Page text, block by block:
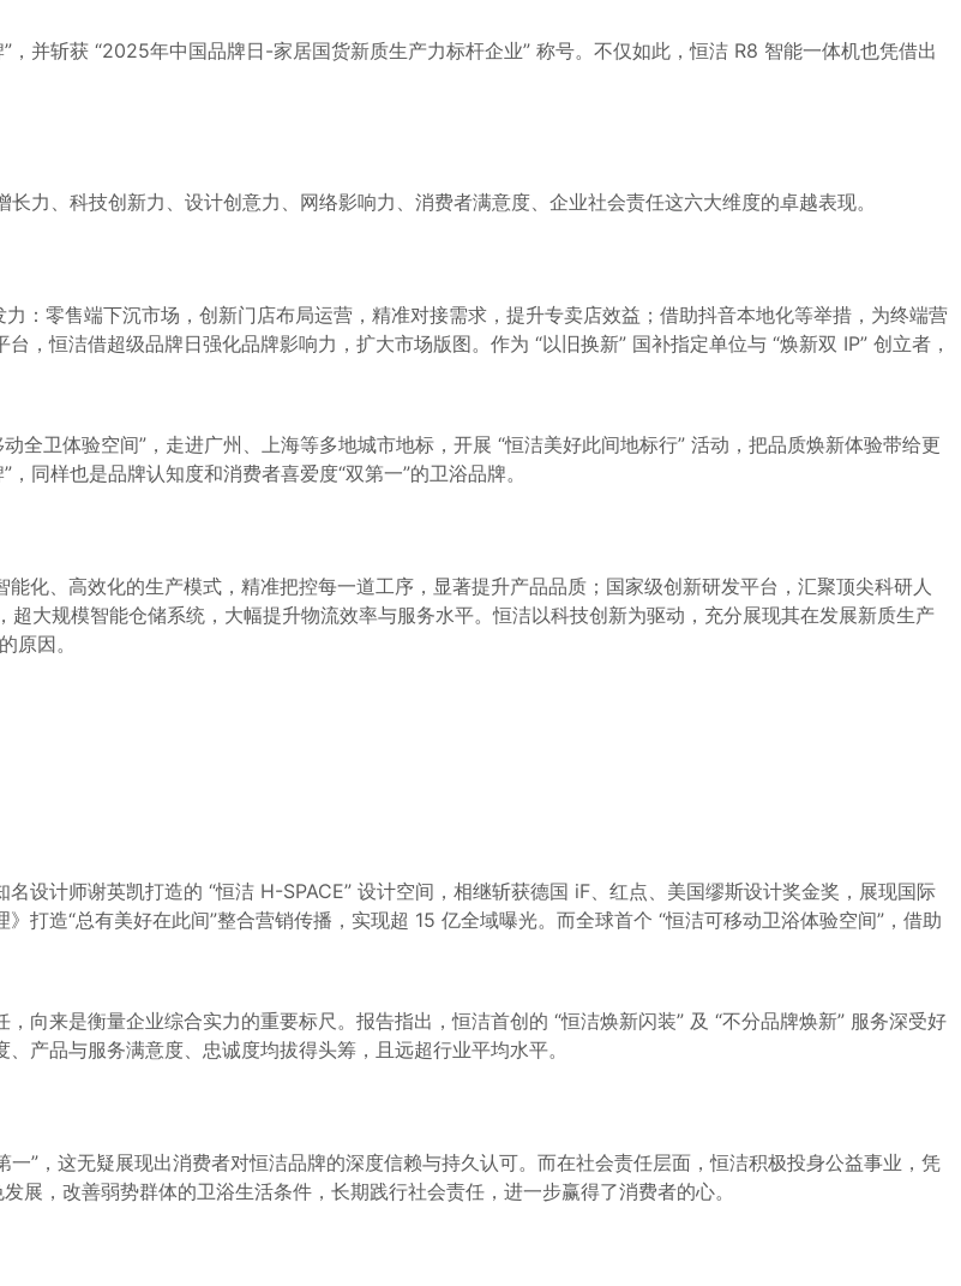
并斩获 “2025年中国品牌日-家居国货新质生产力标杆企业” 称号。不仅如此，恒洁 R8 智能一体机也凭借出
力、科技创新力、设计创意力、网络影响力、消费者满意度、企业社会责任这六大维度的卓越表现。
：零售端下沉市场，创新门店布局运营，精准对接需求，提升专卖店效益；借助抖音本地化等举措，为终端营
，恒洁借超级品牌日强化品牌影响力，扩大市场版图。作为 “以旧换新” 国补指定单位与 “焕新双 IP” 创立者，
全卫体验空间”，走进广州、上海等多地城市地标，开展 “恒洁美好此间地标行” 活动，把品质焕新体验带给更
同样也是品牌认知度和消费者喜爱度“双第一”的卫浴品牌。
能化、高效化的生产模式，精准把控每一道工序，显著提升产品品质；国家级创新研发平台，汇聚顶尖科研人
大规模智能仓储系统，大幅提升物流效率与服务水平。恒洁以科技创新为驱动，充分展现其在发展新质生产
原因。
名设计师谢英凯打造的 “恒洁 H-SPACE” 设计空间，相继斩获德国 iF、红点、美国缪斯设计奖金奖，展现国际
打造“总有美好在此间”整合营销传播，实现超 15 亿全域曝光。 而全球首个 “恒洁可移动卫浴体验空间”，借助
向来是衡量企业综合实力的重要标尺。报告指出，恒洁首创的 “恒洁焕新闪装” 及 “不分品牌焕新” 服务深受好
产品与服务满意度、忠诚度均拔得头筹，且远超行业平均水平。
”，这无疑展现出消费者对恒洁品牌的深度信赖与持久认可。而在社会责任层面，恒洁积极投身公益事业，凭
展，改善弱势群体的卫浴生活条件，长期践行社会责任，进一步赢得了消费者的心。